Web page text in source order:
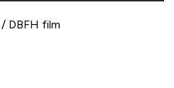
DBFH film